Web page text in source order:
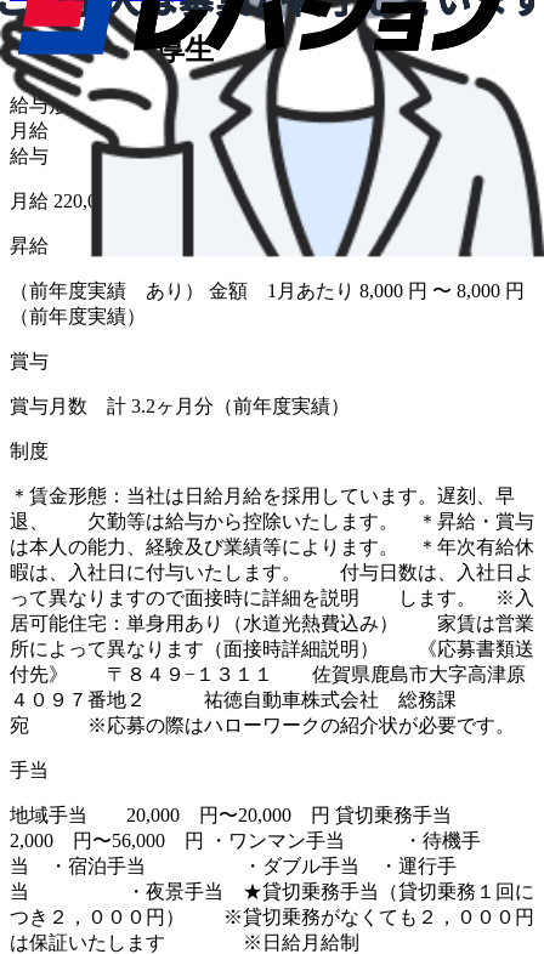
給与・福利厚生
給与形態
月給
給与
月給 220,000円〜274,000円
昇給
（前年度実績 あり） 金額 1月あたり 8,000 円 〜 8,000 円
（前年度実績）
賞与
賞与月数 計 3.2ヶ月分（前年度実績）
制度
＊賃金形態：当社は日給月給を採用しています。遅刻、早
退、 欠勤等は給与から控除いたします。 ＊昇給・賞与
は本人の能力、経験及び業績等によります。 ＊年次有給休
暇は、入社日に付与いたします。 付与日数は、入社日よ
って異なりますので面接時に詳細を説明 します。 ※入
居可能住宅：単身用あり（水道光熱費込み） 家賃は営業
所によって異なります（面接時詳細説明） 《応募書類送
付先》 〒８４９−１３１１ 佐賀県鹿島市大字高津原
４０９７番地２ 祐徳自動車株式会社 総務課
宛 ※応募の際はハローワークの紹介状が必要です。
手当
地域手当 20,000 円〜20,000 円 貸切乗務手当
2,000 円〜56,000 円 ・ワンマン手当 ・待機手
当 ・宿泊手当 ・ダブル手当 ・運行手
当 ・夜景手当 ★貸切乗務手当（貸切乗務１回に
つき２，０００円） ※貸切乗務がなくても２，０００円
は保証いたします ※日給月給制